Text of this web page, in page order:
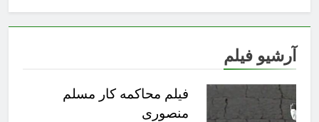
آرشیو فیلم
فیلم محاکمه کار مسلم
منصوری